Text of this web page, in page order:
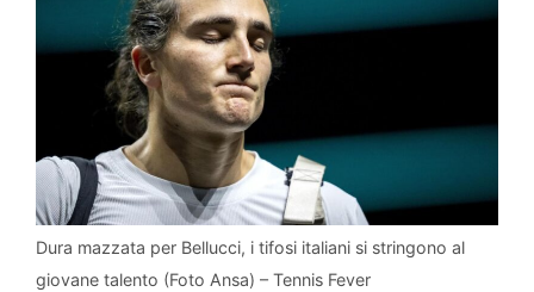
Dura mazzata per Bellucci, i tifosi italiani si stringono al
giovane talento (Foto Ansa) – Tennis Fever